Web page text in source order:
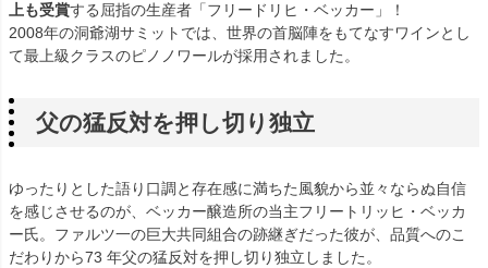
上も受賞する屈指の生産者「フリードリヒ・ベッカー」！
2008年の洞爺湖サミットでは、世界の首脳陣をもてなすワインとし
て最上級クラスのピノノワールが採用されました。
父の猛反対を押し切り独立
ゆったりとした語り口調と存在感に満ちた風貌から並々ならぬ自信
を感じさせるのが、ベッカー醸造所の当主フリートリッヒ・ベッカ
ー氏。ファルツ一の巨大共同組合の跡継ぎだった彼が、品質へのこ
だわりから73 年父の猛反対を押し切り独立しました。